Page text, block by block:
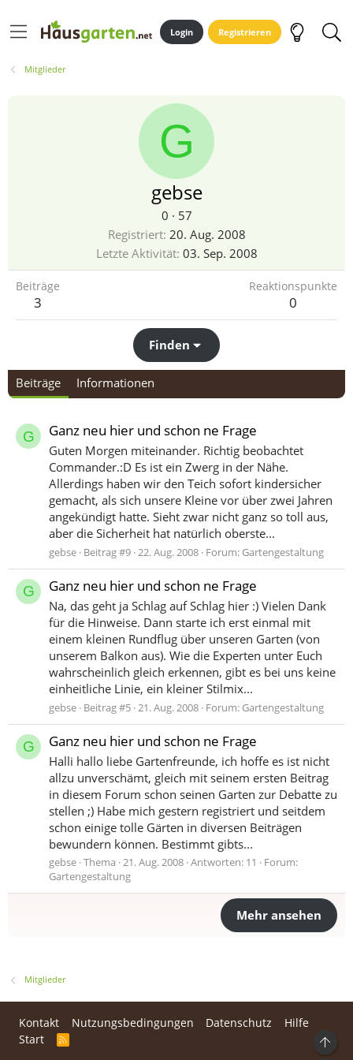
Login Registrieren
Mitglieder
G
gebse
0 · 57
Registriert 20. Aug. 2008
Letzte Aktivität 03. Sep. 2008
Beiträge
3
Reaktionspunkte
0
Finden
Beiträge Informationen
G Ganz neu hier und schon ne Frage
Guten Morgen miteinander. Richtig beobachtet
Commander.:D Es ist ein Zwerg in der Nähe.
Allerdings haben wir den Teich sofort kindersicher
gemacht, als sich unsere Kleine vor über zwei Jahren
angekündigt hatte. Sieht zwar nicht ganz so toll aus,
aber die Sicherheit hat natürlich oberste...
gebse Beitrag #9 22. Aug. 2008 Forum: Gartengestaltung
G Ganz neu hier und schon ne Frage
Na, das geht ja Schlag auf Schlag hier :) Vielen Dank
für die Hinweise. Dann starte ich erst einmal mit
einem kleinen Rundflug über unseren Garten (von
unserem Balkon aus). Wie die Experten unter Euch
wahrscheinlich gleich erkennen, gibt es bei uns keine
einheitliche Linie, ein kleiner Stilmix...
gebse Beitrag #5 21. Aug. 2008 Forum: Gartengestaltung
G Ganz neu hier und schon ne Frage
Halli hallo liebe Gartenfreunde, ich hoffe es ist nicht
allzu unverschämt, gleich mit seinem ersten Beitrag
in diesem Forum schon seinen Garten zur Debatte zu
stellen ;) Habe mich gestern registriert und seitdem
schon einige tolle Gärten in diversen Beiträgen
bewundern können. Bestimmt gibts...
gebse Thema 21. Aug. 2008 Antworten: 11
Forum:
Gartengestaltung
Mehr ansehen
Mitglieder
Kontakt Nutzungsbedingungen Datenschutz
Hilfe
Start
R